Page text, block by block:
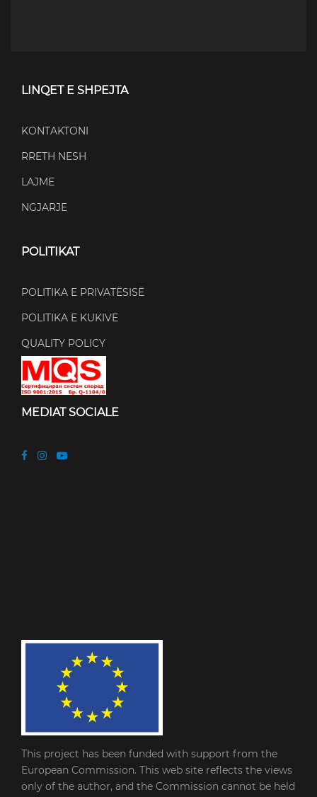
LINQET E SHPEJTA
KONTAKTONI
RRETH NESH
LAJME
NGJARJE
POLITIKAT
POLITIKA E PRIVATËSISË
POLITIKA E KUKIVE
QUALITY POLICY
MEDIAT SOCIALE
This project has been funded with support from the
European Commission. This web site reflects the views
only of the author, and the Commission cannot be held